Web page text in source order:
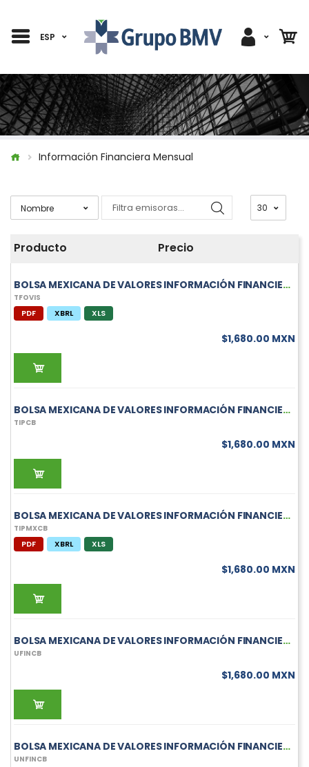
ESP
Información Financiera Mensual
Producto Precio
BOLSA MEXICANA DE VALORES INFORMACIÓN FINANCIERA MENSUAL DE TFOVIS
TFOVIS
PDF XBRL XLS
$1,680.00 MXN
BOLSA MEXICANA DE VALORES INFORMACIÓN FINANCIERA MENSUAL DE TIPCB
TIPCB
$1,680.00 MXN
BOLSA MEXICANA DE VALORES INFORMACIÓN FINANCIERA MENSUAL DE TIPMXCB
TIPMXCB
PDF XBRL XLS
$1,680.00 MXN
BOLSA MEXICANA DE VALORES INFORMACIÓN FINANCIERA MENSUAL DE UFINCB
UFINCB
$1,680.00 MXN
BOLSA MEXICANA DE VALORES INFORMACIÓN FINANCIERA MENSUAL DE UNFINCB
UNFINCB